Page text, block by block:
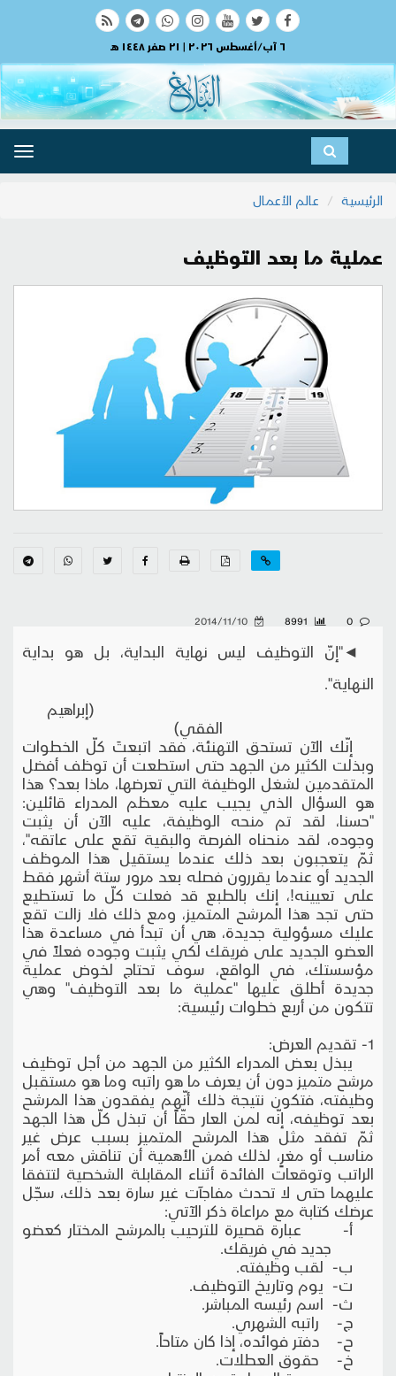
٦ آب/أغسطس ٢٠٢٦ | ٢١ صفر ١٤٤٨ هـ
الرئيسية
عالم الأعمال
عملية ما بعد التوظيف
◄"إنّ التوظيف ليس نهاية البداية، بل هو بداية
النهاية".
(إبراهيم
الفقي)
إنّك الآن تستحق التهنئة، فقد اتبعتَ كلّ الخطوات
وبذلت الكثير من الجهد حتى استطعت أن توظف أفضل
المتقدمين لشغل الوظيفة التي تعرضها، ماذا بعد؟ هذا
هو السؤال الذي يجيب عليه معظم المدراء قائلين:
"حسنا، لقد تم منحه الوظيفة، عليه الآن أن يثبت
وجوده، لقد منحناه الفرصة والبقية تقع على عاتقه"،
ثمّ يتعجبون بعد ذلك عندما يستقيل هذا الموظف
الجديد أو عندما يقررون فصله بعد مرور ستة أشهر فقط
على تعيينه!، إنك بالطبع قد فعلت كلّ ما تستطيع
حتى تجد هذا المرشح المتميز، ومع ذلك فلا زالت تقع
عليك مسؤولية جديدة، هي أن تبدأ في مساعدة هذا
العضو الجديد على فريقك لكي يثبت وجوده فعلاً في
مؤسستك، في الواقع، سوف تحتاج لخوض عملية
جديدة أطلق عليها "عملية ما بعد التوظيف" وهي
تتكون من أربع خطوات رئيسية:
1- تقديم العرض:
يبذل بعض المدراء الكثير من الجهد من أجل توظيف
مرشح متميز دون أن يعرف ما هو راتبه وما هو مستقبل
وظيفته، فتكون نتيجة ذلك أنّهم يفقدون هذا المرشح
بعد توظيفه، إنّه لمن العار حقّاً أن تبذل كلّ هذا الجهد
ثمّ تفقد مثل هذا المرشح المتميز بسبب عرض غير
مناسب أو مغرٍ، لذلك فمن الأهمية أن تناقش معه أمر
الراتب وتوقعات الفائدة أثناء المقابلة الشخصية لتتفقا
عليهما حتى لا تحدث مفاجآت غير سارة بعد ذلك، سجّل
عرضك كتابة مع مراعاة ذكر الآتي:
أ‌- عبارة قصيرة للترحيب بالمرشح المختار كعضو
جديد في فريقك.
ب‌- لقب وظيفته.
ت‌- يوم وتاريخ التوظيف.
ث‌- اسم رئيسه المباشر.
ج‌- راتبه الشهري.
ح‌- دفتر فوائده، إذا كان متاحاً.
خ‌- حقوق العطلات.